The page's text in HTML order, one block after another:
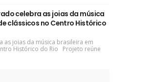
celebra as joias da música
clássicos no Centro Histórico
as joias da música brasileira em
Histórico do Rio Projeto reúne